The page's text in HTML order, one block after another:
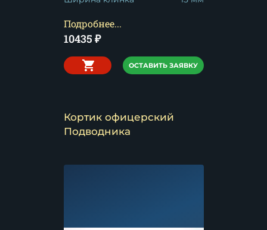
Подробнее...
10435 ₽
ОСТАВИТЬ ЗАЯВКУ
Кортик офицерский
Подводника